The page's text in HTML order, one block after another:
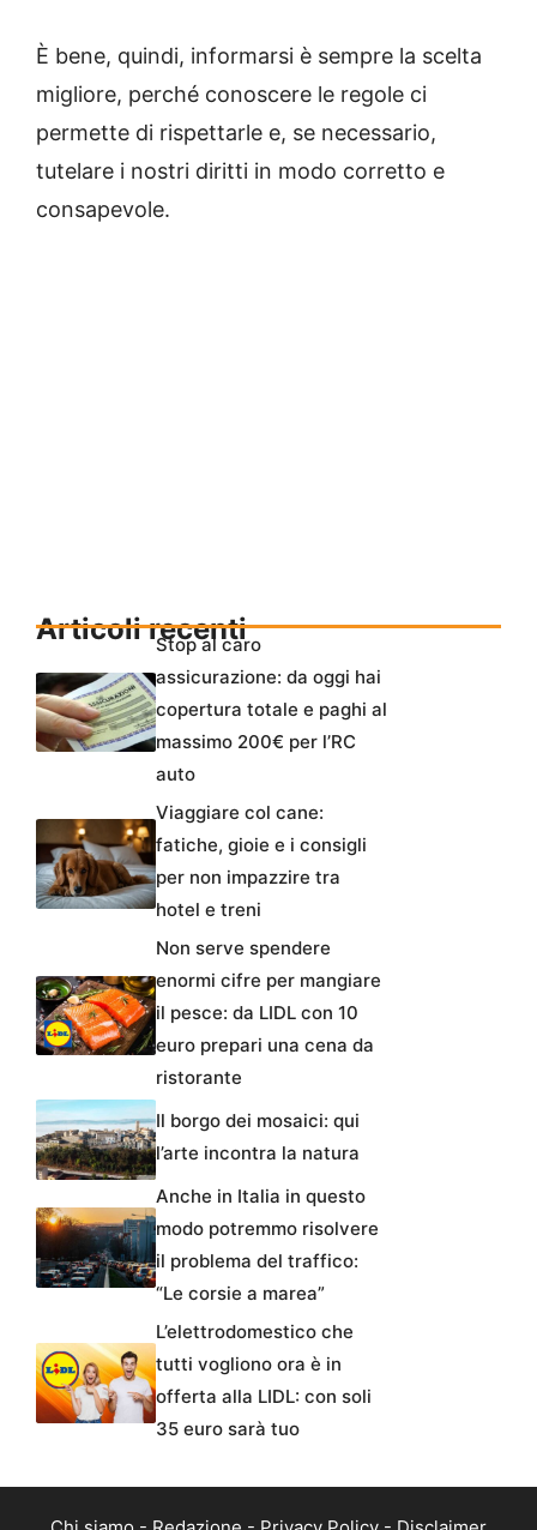
È bene, quindi, informarsi è sempre la scelta
migliore, perché conoscere le regole ci
permette di rispettarle e, se necessario,
tutelare i nostri diritti in modo corretto e
consapevole.
Articoli recenti
Stop al caro
assicurazione: da oggi hai
copertura totale e paghi al
massimo 200€ per l’RC
auto
Viaggiare col cane:
fatiche, gioie e i consigli
per non impazzire tra
hotel e treni
Non serve spendere
enormi cifre per mangiare
il pesce: da LIDL con 10
euro prepari una cena da
ristorante
Il borgo dei mosaici: qui
l’arte incontra la natura
Anche in Italia in questo
modo potremmo risolvere
il problema del traffico:
“Le corsie a marea”
L’elettrodomestico che
tutti vogliono ora è in
offerta alla LIDL: con soli
35 euro sarà tuo